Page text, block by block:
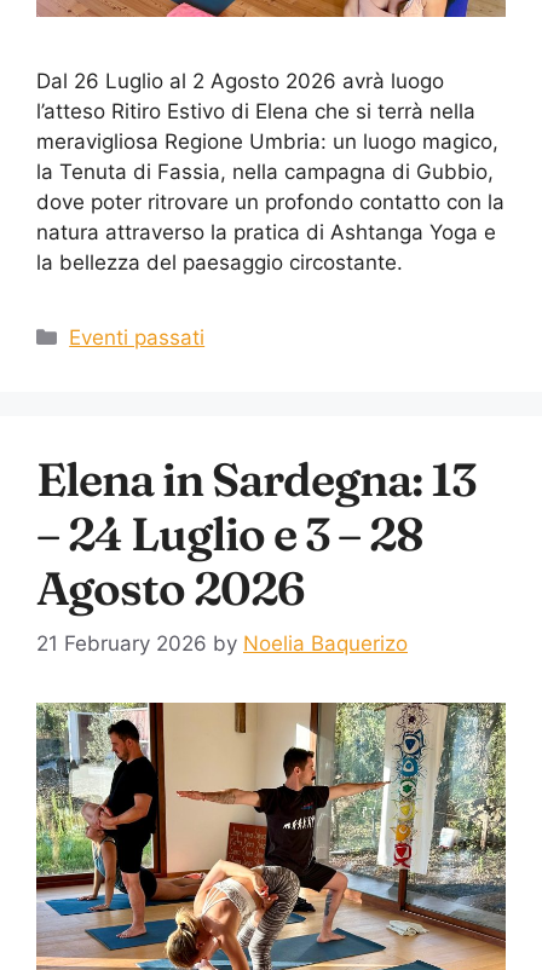
Dal 26 Luglio al 2 Agosto 2026 avrà luogo
l’atteso Ritiro Estivo di Elena che si terrà nella
meravigliosa Regione Umbria: un luogo magico,
la Tenuta di Fassia, nella campagna di Gubbio,
dove poter ritrovare un profondo contatto con la
natura attraverso la pratica di Ashtanga Yoga e
la bellezza del paesaggio circostante.
Eventi passati
Elena in Sardegna: 13
– 24 Luglio e 3 – 28
Agosto 2026
21 February 2026 by Noelia Baquerizo